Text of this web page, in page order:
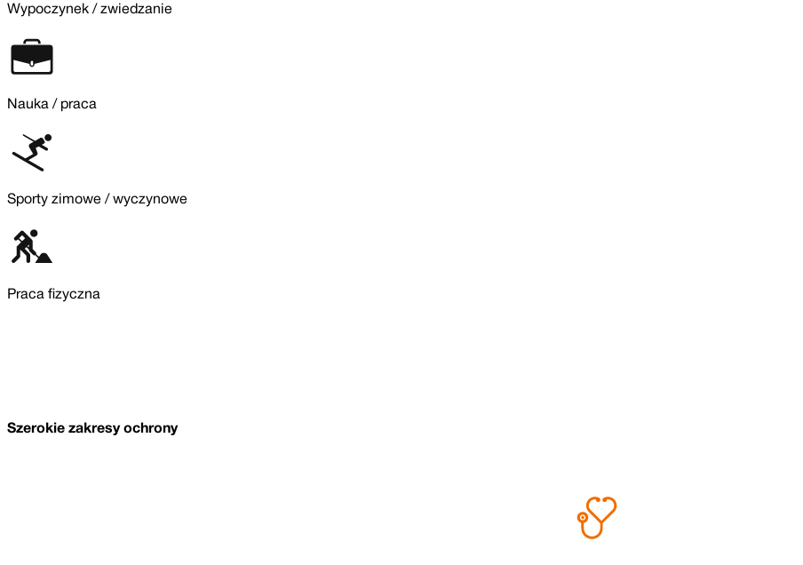
Wypoczynek / zwiedzanie
Nauka / praca
Sporty zimowe / wyczynowe
Praca fizyczna
Szerokie zakresy ochrony